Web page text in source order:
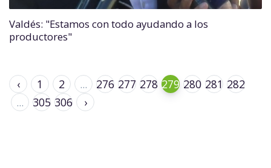
Valdés: "Estamos con todo ayudando a los
productores"
‹ 1 2 ... 276 277 278 279 280 281 282
...
305 306 ›